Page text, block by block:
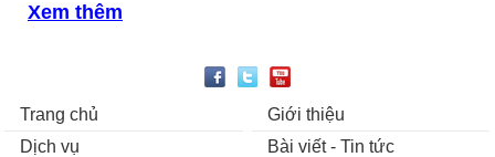
Xem thêm
Trang chủ
Giới thiệu
Dịch vụ
Bài viết - Tin tức